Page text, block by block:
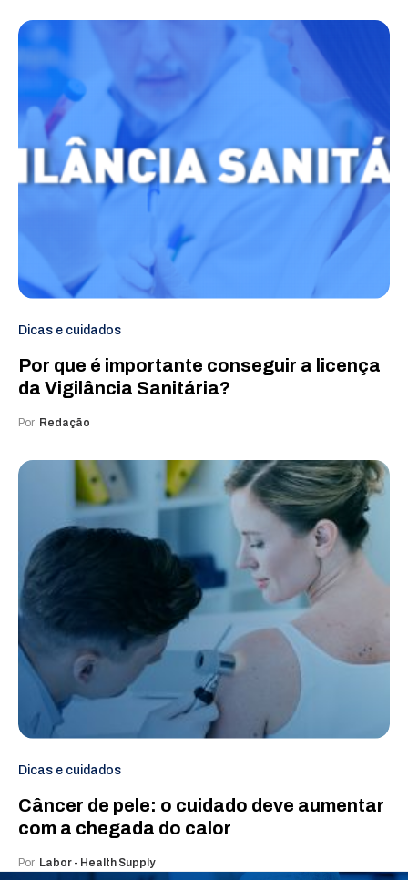
Dicas e cuidados
Por que é importante conseguir a licença
da Vigilância Sanitária?
Por Redação
Dicas e cuidados
Câncer de pele: o cuidado deve aumentar
com a chegada do calor
Por Labor - Health Supply